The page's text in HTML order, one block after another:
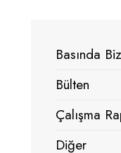
Basında Biz
Bülten
Çalışma
Diğer